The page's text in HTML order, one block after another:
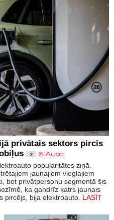
privātais sektors pircis
2
popularitātes ziņā.
jaunajiem vieglajiem
bet privātpersonu segmentā šis
ka gandrīz katrs jaunais
pircējs, bija elektroauto. LASĪT